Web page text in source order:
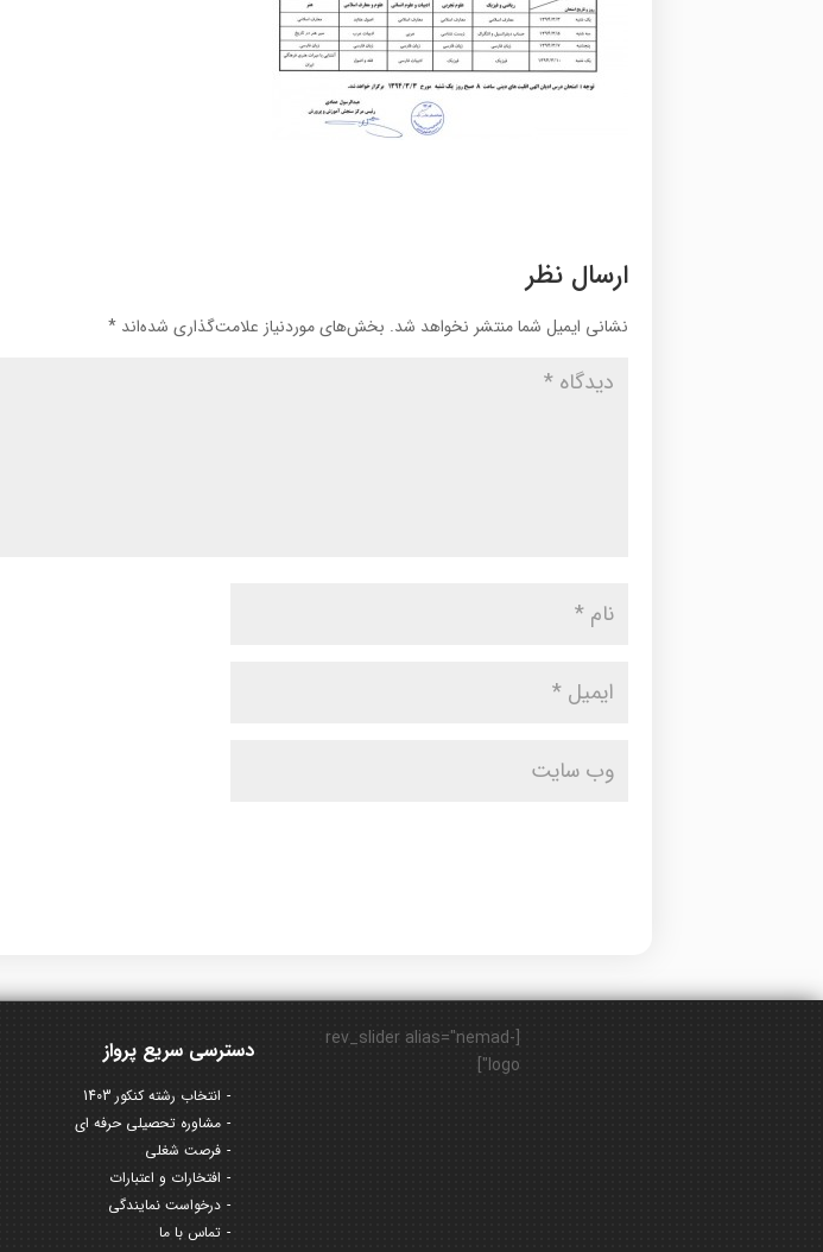
ارسال نظر
نشانی ایمیل شما منتشر نخواهد شد. بخش‌های موردنیاز علامت‌گذاری شده‌اند*
دسترسی سریع پرواز
انتخاب رشته کنکور 1403
مشاوره تحصیلی حرفه ای
فرصت شغلی
افتخارات و اعتبارات
درخواست نمایندگی
تماس با ما
[rev_slider alias="nemad-
logo"]